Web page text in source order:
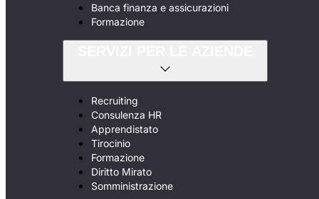
Banca finanza e assicurazioni
Formazione
Recruiting
Consulenza HR
Apprendistato
Tirocinio
Formazione
Diritto Mirato
Somministrazione